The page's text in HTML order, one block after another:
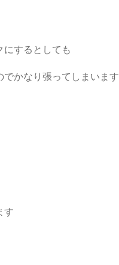
にするとしても
かなり張ってしまいます
す